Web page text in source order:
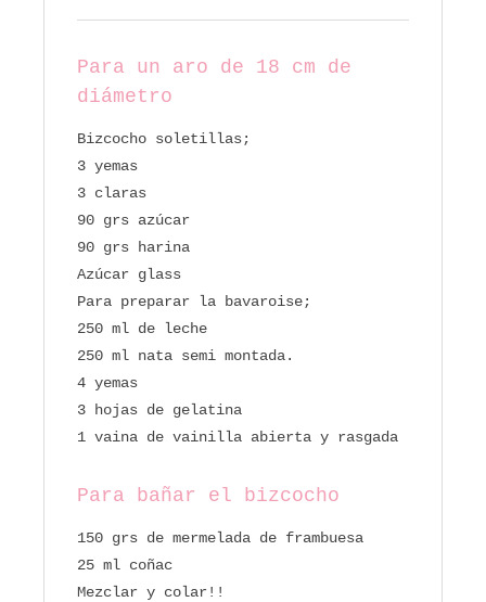
Para un aro de 18 cm de
diámetro
Bizcocho soletillas;
3 yemas
3 claras
90 grs azúcar
90 grs harina
Azúcar glass
Para preparar la bavaroise;
250 ml de leche
250 ml nata semi montada.
4 yemas
3 hojas de gelatina
1 vaina de vainilla abierta y rasgada
Para bañar el bizcocho
150 grs de mermelada de frambuesa
25 ml coñac
Mezclar y colar!!